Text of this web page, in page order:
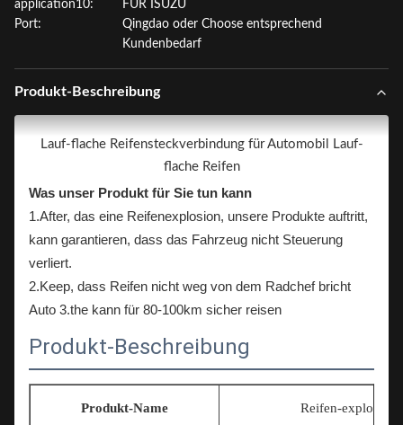
application10:
FÜR ISUZU
Port:
Qingdao oder Choose entsprechend
Kundenbedarf
Produkt-Beschreibung
Lauf-flache Reifensteckverbindung für Automobil Lauf-
flache Reifen
Was unser Produkt für Sie tun kann
1.After, das eine Reifenexplosion, unsere Produkte auftritt,
kann garantieren, dass das Fahrzeug nicht Steuerung
verliert.
2.Keep, dass Reifen nicht weg von dem Radchef bricht
Auto 3.the kann für 80-100km sicher reisen
Produkt-Beschreibung
Produkt-Name Reifen-